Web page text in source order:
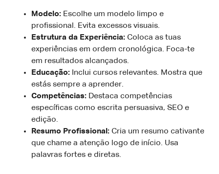
Modelo: Escolhe um modelo limpo e
profissional. Evita excessos visuais.
Estrutura da Experiência: Coloca as tuas
experiências em ordem cronológica. Foca-te
em resultados alcançados.
Educação: Inclui cursos relevantes. Mostra que
estás sempre a aprender.
Competências: Destaca competências
específicas como escrita persuasiva, SEO e
edição.
Resumo Profissional: Cria um resumo cativante
que chame a atenção logo de início. Usa
palavras fortes e diretas.